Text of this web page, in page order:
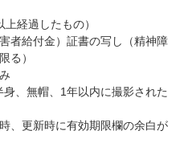
経過したもの）
者給付金）証書の写し（精神障
る）
、無帽、1年以内に撮影された
更新時に有効期限欄の余白が